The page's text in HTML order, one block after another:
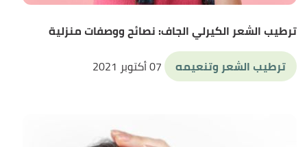
ترطيب الشعر الكيرلي الجاف: نصائح ووصفات منزلية
ترطيب الشعر وتنعيمه
07 أكتوبر 2021